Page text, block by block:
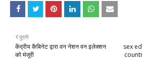
sex
पुराने
केंद्रीय कैबिनेट द्वारा वन नेशन वन इलेक्शन
को मंजूरी